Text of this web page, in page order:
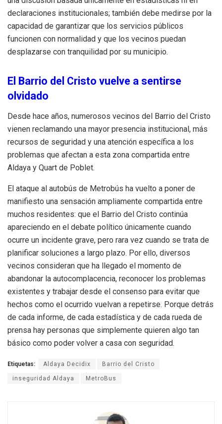
declaraciones institucionales; también debe medirse por la
capacidad de garantizar que los servicios públicos
funcionen con normalidad y que los vecinos puedan
desplazarse con tranquilidad por su municipio.
El Barrio del Cristo vuelve a sentirse
olvidado
Desde hace años, numerosos vecinos del Barrio del Cristo
vienen reclamando una mayor presencia institucional, más
recursos de seguridad y una atención específica a los
problemas que afectan a esta zona compartida entre
Aldaya y Quart de Poblet.
El ataque al autobús de Metrobús ha vuelto a poner de
manifiesto una sensación ampliamente compartida entre
muchos residentes: que el Barrio del Cristo continúa
apareciendo en el debate político únicamente cuando
ocurre un incidente grave, pero rara vez cuando se trata de
planificar soluciones a largo plazo. Por ello, diversos
vecinos consideran que ha llegado el momento de
abandonar la autocomplacencia, reconocer los problemas
existentes y trabajar desde el consenso para evitar que
hechos como el ocurrido vuelvan a repetirse. Porque detrás
de cada informe, de cada estadística y de cada rueda de
prensa hay personas que simplemente quieren algo tan
básico como poder volver a casa con seguridad.
Etiquetas: Aldaya Decidix Barrio del Cristo
inseguridad Aldaya MetroBus